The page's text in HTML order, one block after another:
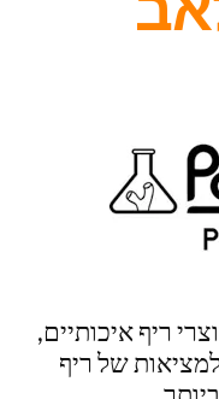
ריף איכותיים,
של ריף